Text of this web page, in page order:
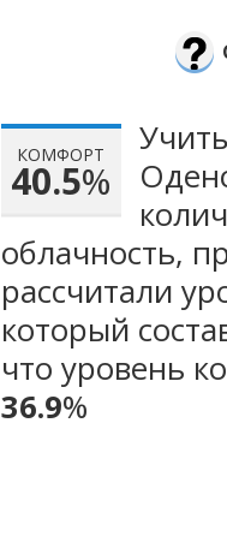
КОМФОРТ
40.5%
облачность,
рассчитали
который
что уровень
36.9%